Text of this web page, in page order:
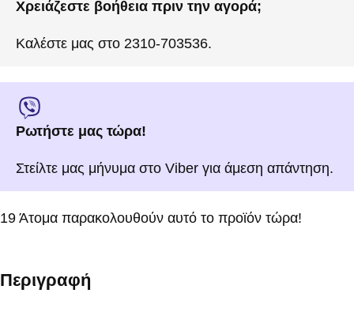
Χρειάζεστε βοήθεια πριν την αγορά;
Καλέστε μας στο 2310-703536.
Ρωτήστε μας τώρα!
Στείλτε μας μήνυμα στο Viber για άμεση απάντηση.
19 Άτομα παρακολουθούν αυτό το προϊόν τώρα!
Περιγραφή